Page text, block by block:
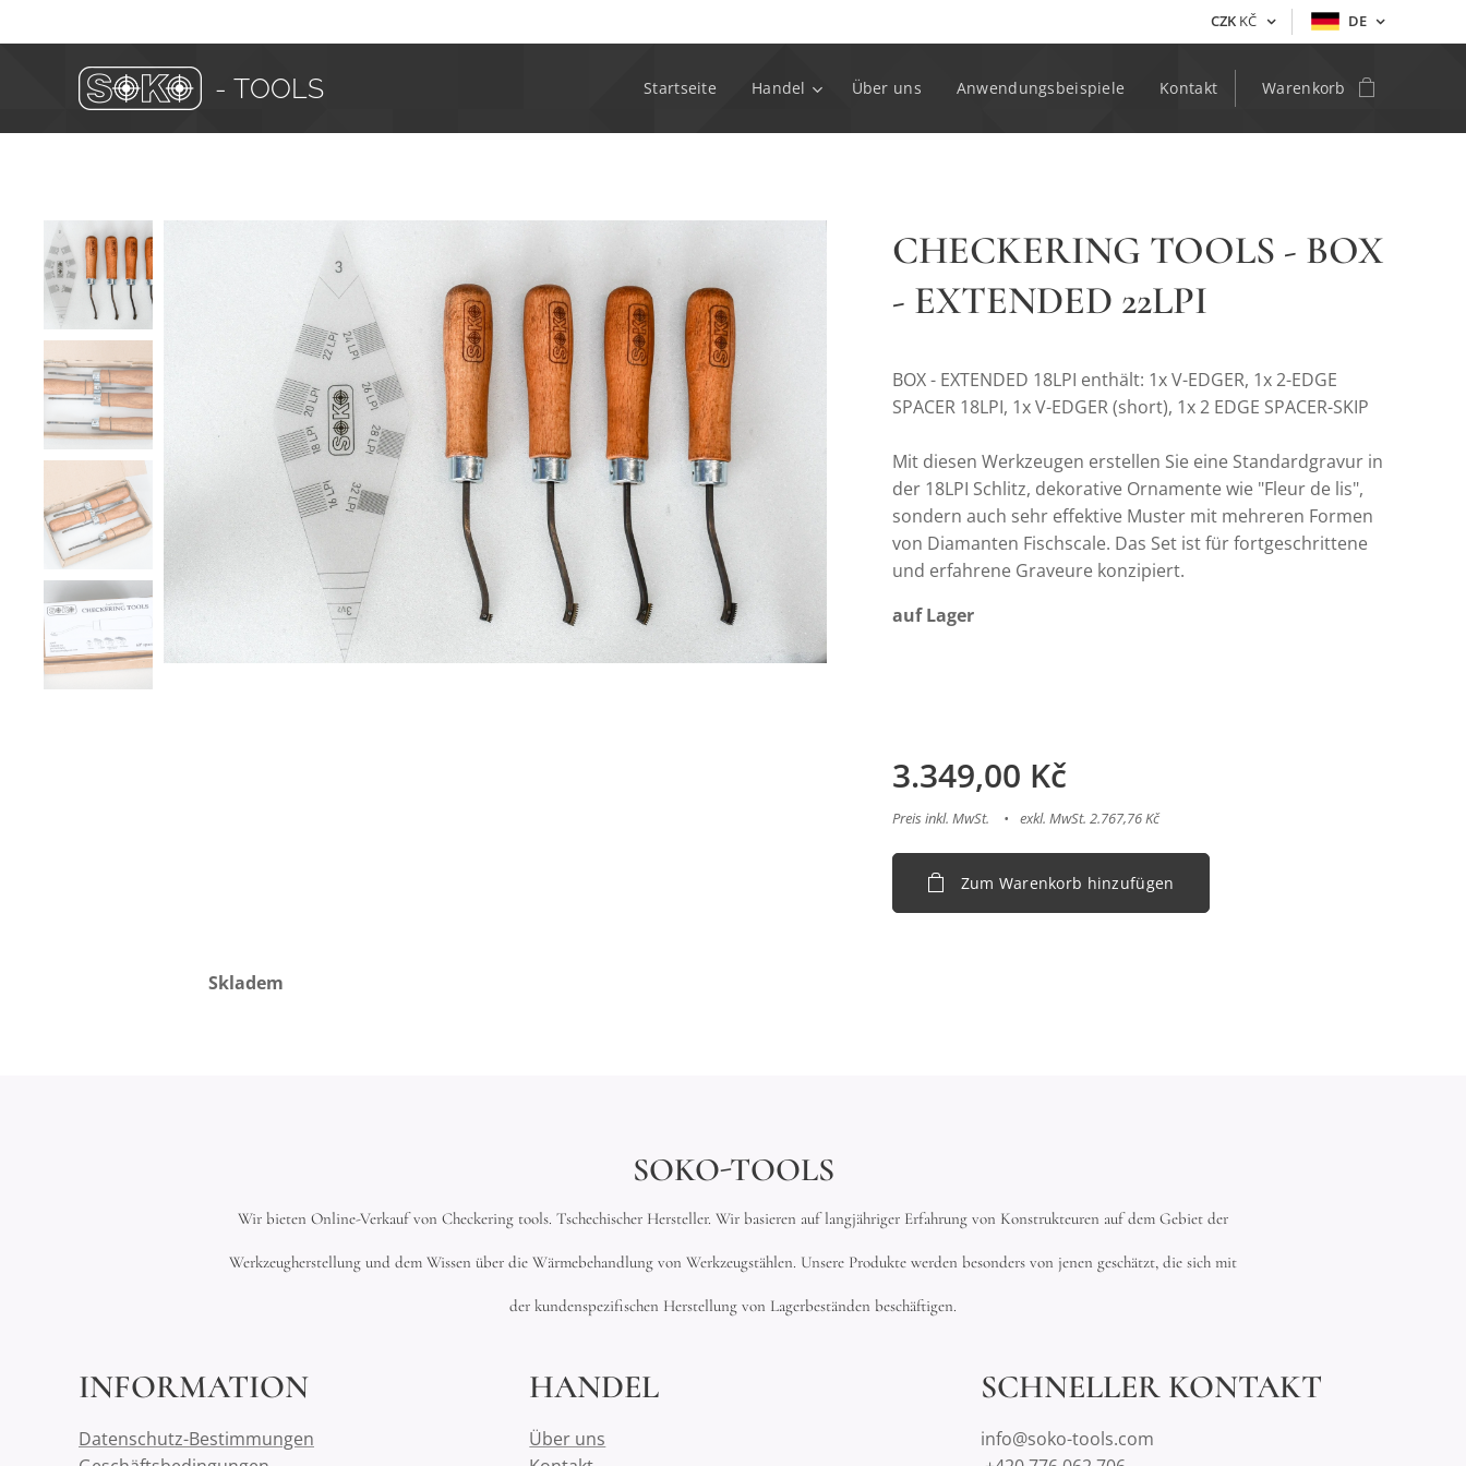
CZK KČ DE
- TOOLS Startseite Handel Über uns Anwendungsbeispiele Kontakt Warenkorb
CHECKERING TOOLS - BOX
- EXTENDED 22LPI
BOX - EXTENDED 18LPI enthält: 1x V-EDGER, 1x 2-EDGE
SPACER 18LPI, 1x V-EDGER (short), 1x 2 EDGE SPACER-SKIP
Mit diesen Werkzeugen erstellen Sie eine Standardgravur in
der 18LPI Schlitz, dekorative Ornamente wie "Fleur de lis",
sondern auch sehr effektive Muster mit mehreren Formen
von Diamanten Fischscale. Das Set ist für fortgeschrittene
und erfahrene Graveure konzipiert.
auf Lager
3.349,00 Kč
Preis inkl. MwSt. exkl. MwSt. 2.767,76 Kč
Zum Warenkorb hinzufügen
Skladem
SOKO-TOOLS
Wir bieten Online-Verkauf von Checkering tools. Tschechischer Hersteller. Wir basieren auf langjähriger Erfahrung von Konstrukteuren auf dem Gebiet der
Werkzeugherstellung und dem Wissen über die Wärmebehandlung von Werkzeugstählen. Unsere Produkte werden besonders von jenen geschätzt, die sich mit
der kundenspezifischen Herstellung von Lagerbeständen beschäftigen.
INFORMATION
Datenschutz-Bestimmungen
HANDEL
Über uns
SCHNELLER KONTAKT
info@soko-tools.com